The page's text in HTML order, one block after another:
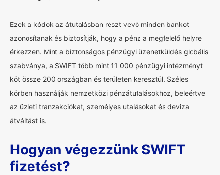
Ezek a kódok az átutalásban részt vevő minden bankot
azonosítanak és biztosítják, hogy a pénz a megfelelő helyre
érkezzen. Mint a biztonságos pénzügyi üzenetküldés globális
szabványa, a SWIFT több mint 11 000 pénzügyi intézményt
köt össze 200 országban és területen keresztül. Széles
körben használják nemzetközi pénzátutalásokhoz, beleértve
az üzleti tranzakciókat, személyes utalásokat és deviza
átváltást is.
Hogyan végezzünk SWIFT
fizetést?